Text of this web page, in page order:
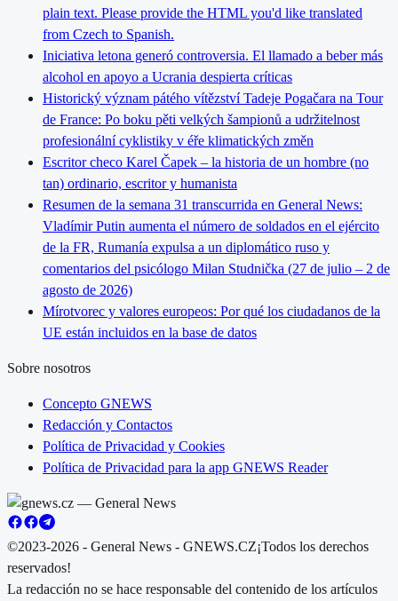
plain text. Please provide the HTML you'd like translated
from Czech to Spanish.
Iniciativa letona generó controversia. El llamado a beber más
alcohol en apoyo a Ucrania despierta críticas
Historický význam pátého vítězství Tadeje Pogačara na Tour
de France: Po boku pěti velkých šampionů a udržitelnost
profesionální cyklistiky v éře klimatických změn
Escritor checo Karel Čapek – la historia de un hombre (no
tan) ordinario, escritor y humanista
Resumen de la semana 31 transcurrida en General News:
Vladímir Putin aumenta el número de soldados en el ejército
de la FR, Rumanía expulsa a un diplomático ruso y
comentarios del psicólogo Milan Studnička (27 de julio – 2 de
agosto de 2026)
Mírotvorec y valores europeos: Por qué los ciudadanos de la
UE están incluidos en la base de datos
Sobre nosotros
Concepto GNEWS
Redacción y Contactos
Política de Privacidad y Cookies
Política de Privacidad para la app GNEWS Reader
©2023-2026 - General News - GNEWS.CZ¡Todos los derechos
reservados!
La redacción no se hace responsable del contenido de los artículos